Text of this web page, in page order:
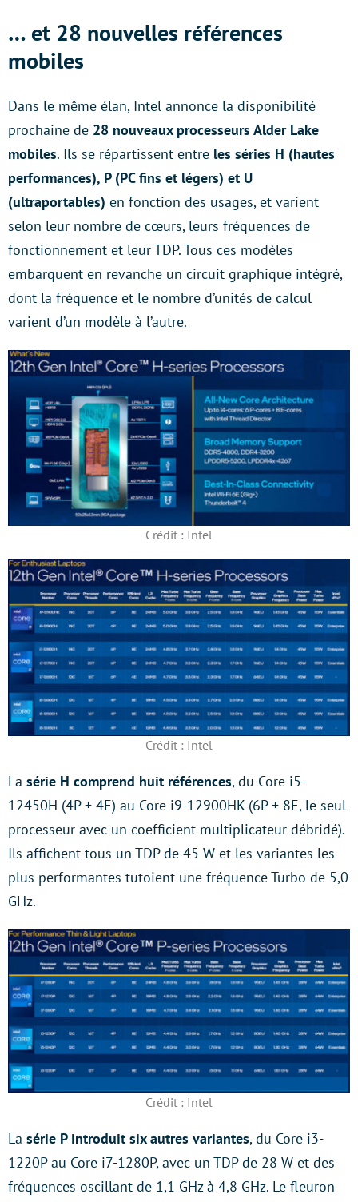
… et 28 nouvelles références
mobiles
Dans le même élan, Intel annonce la disponibilité
prochaine de 28 nouveaux processeurs Alder Lake
mobiles. Ils se répartissent entre les séries H (hautes
performances), P (PC fins et légers) et U
(ultraportables) en fonction des usages, et varient
selon leur nombre de cœurs, leurs fréquences de
fonctionnement et leur TDP. Tous ces modèles
embarquent en revanche un circuit graphique intégré,
dont la fréquence et le nombre d’unités de calcul
varient d’un modèle à l’autre.
Crédit : Intel
Crédit : Intel
La série H comprend huit références, du Core i5-
12450H (4P + 4E) au Core i9-12900HK (6P + 8E, le seul
processeur avec un coefficient multiplicateur débridé).
Ils affichent tous un TDP de 45 W et les variantes les
plus performantes tutoient une fréquence Turbo de 5,0
GHz.
Crédit : Intel
La série P introduit six autres variantes, du Core i3-
1220P au Core i7-1280P, avec un TDP de 28 W et des
fréquences oscillant de 1,1 GHz à 4,8 GHz. Le fleuron